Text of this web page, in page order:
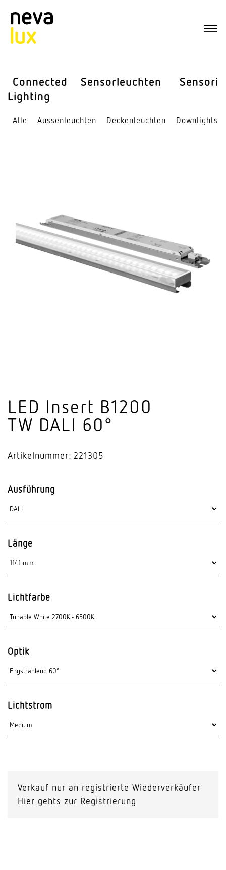
Connected
Lighting
Sensor­leuchten Sensorik
Alle Aussen­leuchten Decken­leuchten Down­lights
LED Insert B1200
TW DALI 60°
Artikelnummer: 221305
Ausführung
Länge
Lichtfarbe
Optik
Lichtstrom
Verkauf nur an registrierte Wiederverkäufer
Hier gehts zur Registrierung